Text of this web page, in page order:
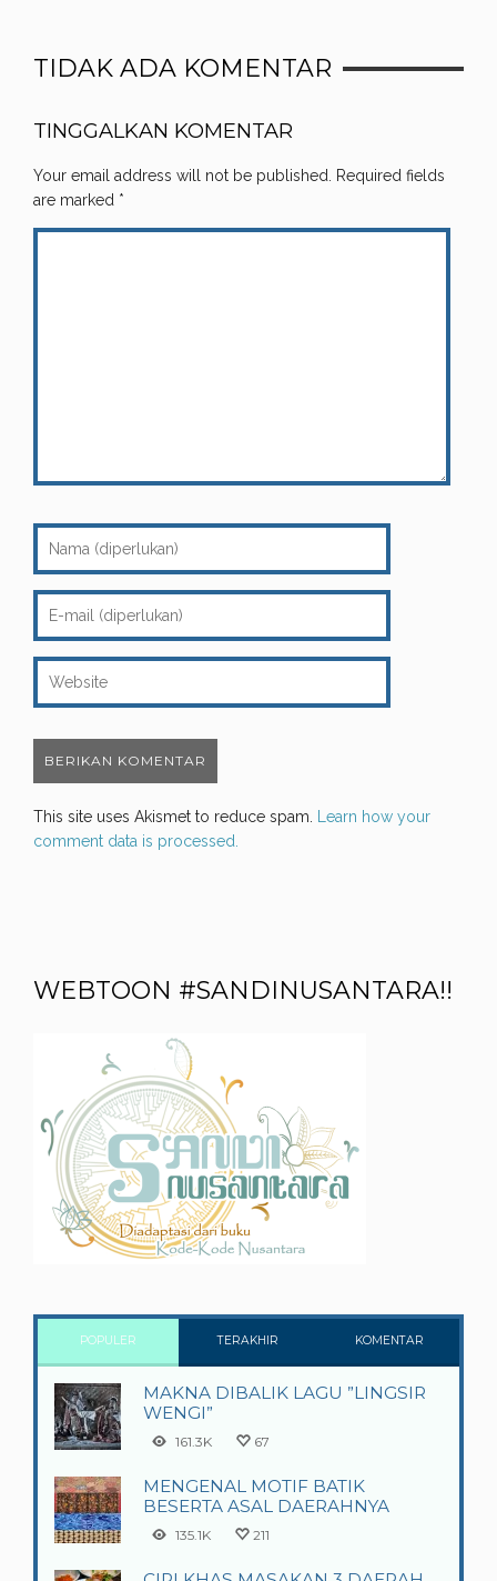
TIDAK ADA KOMENTAR
TINGGALKAN KOMENTAR
Your email address will not be published. Required fields
are marked *
This site uses Akismet to reduce spam. Learn how your
comment data is processed.
WEBTOON #SANDINUSANTARA!!
POPULER TERAKHIR KOMENTAR
MAKNA DIBALIK LAGU ”LINGSIR
WENGI”
161.3K 67
MENGENAL MOTIF BATIK
BESERTA ASAL DAERAHNYA
135.1K 211